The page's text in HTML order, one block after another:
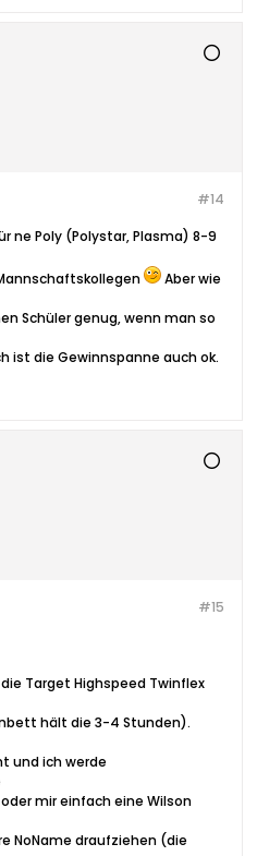
#14
ne Poly (Polystar, Plasma) 8-9
Aber wie
Schüler genug, wenn man so
ist die Gewinnspanne auch ok.
#15
Target Highspeed Twinflex
hält die 3-4 Stunden).
und ich werde
mir einfach eine Wilson
NoName draufziehen (die